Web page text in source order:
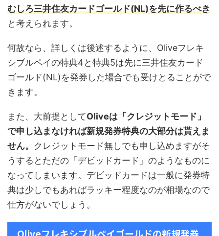
むしろ三井住友カードゴールド(NL)を先に作るべき
と考えられます。
何故なら、詳しくは後述するように、Oliveフレキ
シブルペイの特典4と特典5は先に三井住友カード
ゴールド(NL)を発券した場合でも受けとることがで
きます。
また、大前提としてOliveは「クレジットモード」
で申し込まなければ新規発券特典の大部分は貰えま
せん。 クレジットモード無しでも申し込めますがそ
うするとただの「デビッドカード」のようなものに
なってしまいます。デビッドカードは一般に発券特
典は少しでもあればラッキー程度なのが相場なので
仕方がないでしょう。